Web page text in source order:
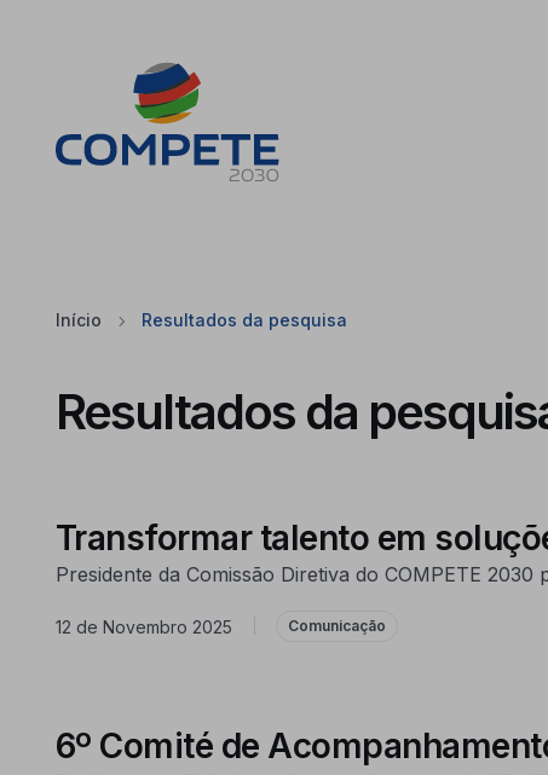
Início Resultados da pesquisa
Resultados da
Transformar talento em
Presidente da Comissão Diretiva do COMPETE
12 de Novembro 2025 Comunicação
6º Comité de